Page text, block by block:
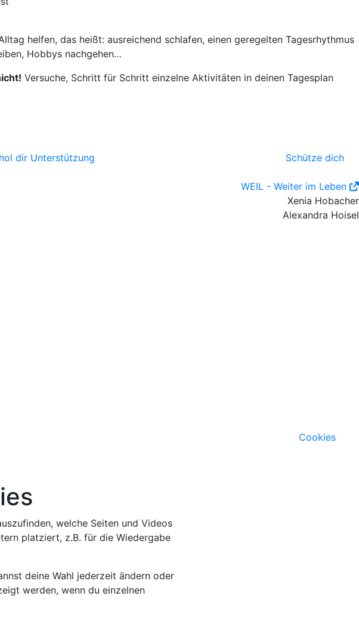
helfen, das heißt: ausreichend schlafen, einen geregelten Tagesrhythmus
Hobbys nachgehen…
Versuche, Schritt für Schritt einzelne Aktivitäten in deinen Tagesplan
dir Unterstützung Schütze dich
WEIL - Weiter im Leben
Xenia Hobacher
Alexandra Hoisel
Cookies
welche Seiten und Videos
platziert, z.B. für die Wiedergabe
deine Wahl jederzeit ändern oder
werden, wenn du einzelnen